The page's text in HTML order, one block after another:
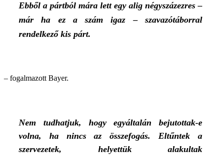
Ebből a pártból mára lett egy alig négyszázezres –
már ha ez a szám igaz – szavazótáborral
rendelkező kis párt.
– fogalmazott Bayer.
Nem tudhatjuk, hogy egyáltalán bejutottak-e
volna, ha nincs az összefogás. Eltűntek a
szervezetek, helyettük alakultak